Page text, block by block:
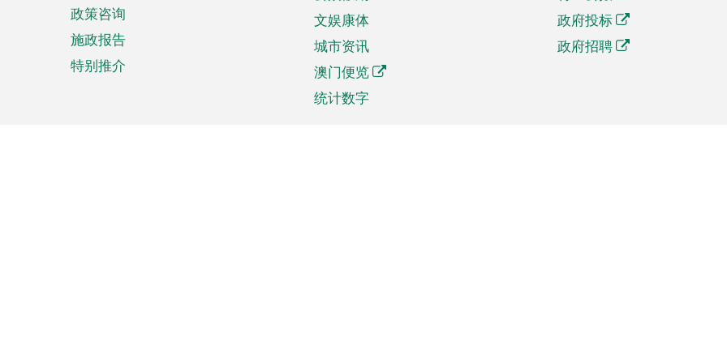
政策咨询
施政报告
特别推介
文娱康体
城市资讯
澳门便览
统计数字
政府投标
政府招聘